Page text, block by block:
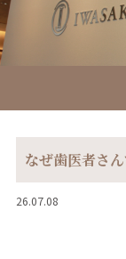
なぜ歯医者さ
26.07.08